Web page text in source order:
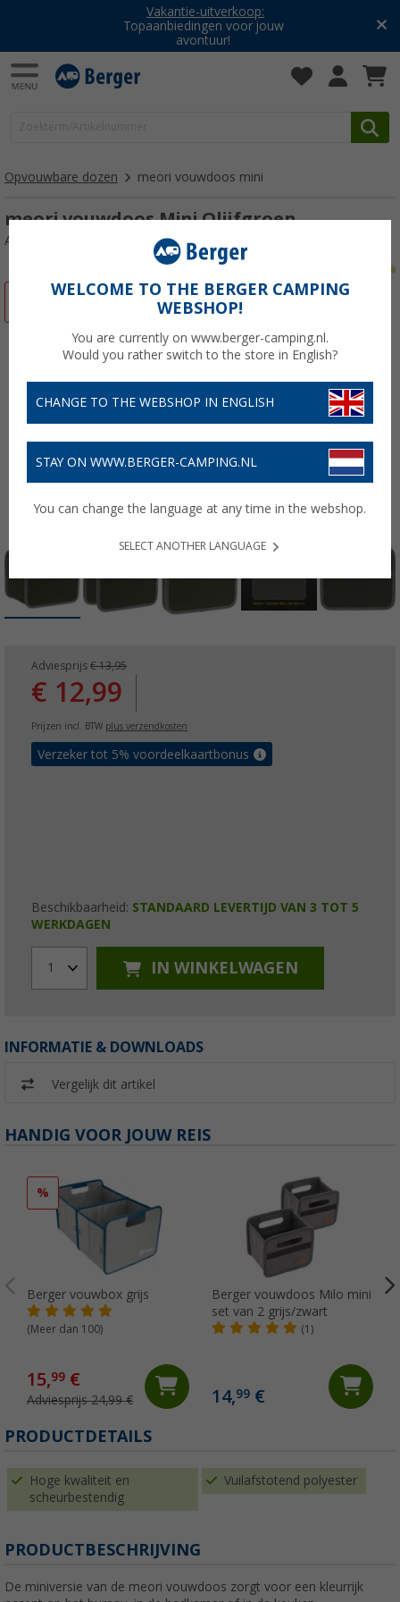
Vakantie-uitverkoop:
Topaanbiedingen voor jouw
avontuur!
Opvouwbare dozen meori vouwdoos mini
meori vouwdoos Mini Olijfgroen
Artikelnr: 033733
Adviesprijs € 13,95
€ 12,99
Prijzen incl. BTW plus verzendkosten
Verzeker tot 5% voordeelkaartbonus
Beschikbaarheid: STANDAARD LEVERTIJD VAN 3 TOT 5
WERKDAGEN
1 IN WINKELWAGEN
INFORMATIE & DOWNLOADS
Vergelijk dit artikel
HANDIG VOOR JOUW REIS
%
Berger vouwbox grijs
(Meer dan 100)
15,99 €
Adviesprijs 24,99 €
Berger vouwdoos Milo mini
set van 2 grijs/zwart
(1)
14,99€
PRODUCTDETAILS
Hoge kwaliteit en
scheurbestendig
Vuilafstotend polyester
PRODUCTBESCHRIJVING
De miniversie van de meori vouwdoos zorgt voor een kleurrijk
WELCOME TO THE BERGER CAMPING
WEBSHOP!
You are currently on www.berger-camping.nl.
Would you rather switch to the store in English?
CHANGE TO THE WEBSHOP IN ENGLISH
STAY ON WWW.BERGER-CAMPING.NL
You can change the language at any time in the webshop.
SELECT ANOTHER LANGUAGE